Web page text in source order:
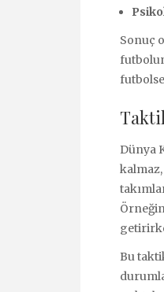
Sonuç
Dünya
Bu